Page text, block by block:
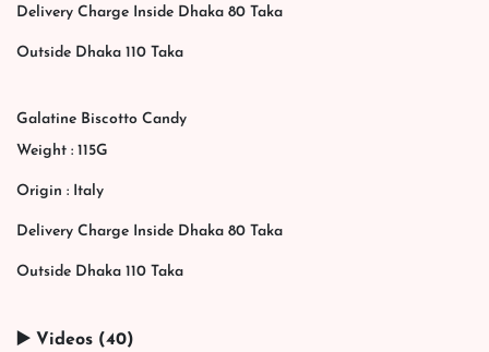
Delivery Charge Inside Dhaka 80 Taka
Outside Dhaka 110 Taka
Galatine Biscotto Candy
Weight : 115G
Origin : Italy
Delivery Charge Inside Dhaka 80 Taka
Outside Dhaka 110 Taka
▶️ Videos (40)